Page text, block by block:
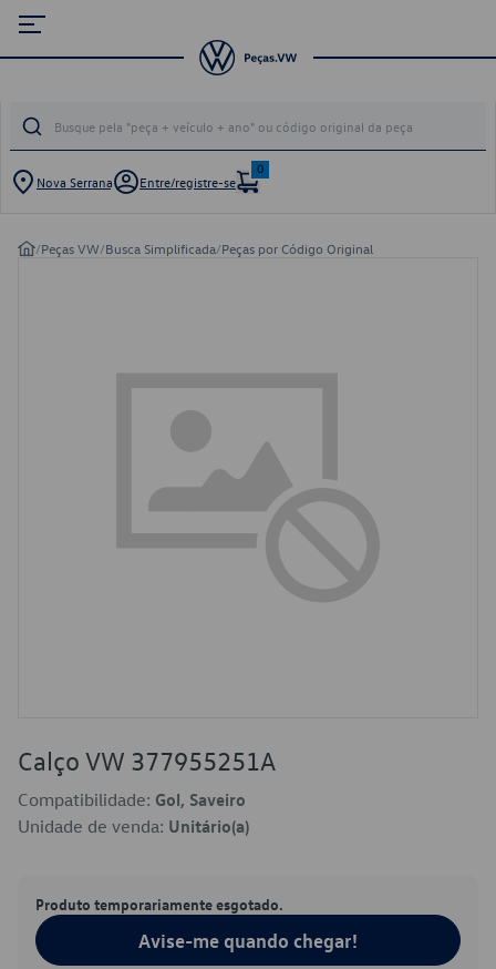
Nova Serrana Entre/registre-se
0
/Peças VW/Busca Simplificada/Peças por Código Original
Calço VW 377955251A
Compatibilidade: Gol, Saveiro
Unidade de venda: Unitário(a)
Produto temporariamente esgotado.
Avise-me quando chegar!